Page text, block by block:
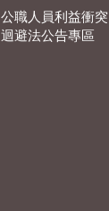
公職人員利益衝突
迴避法公告專區